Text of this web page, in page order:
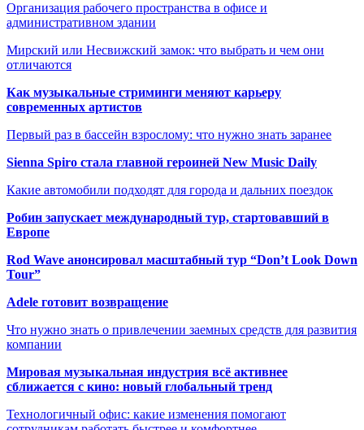
Организация рабочего пространства в офисе и
административном здании
Мирский или Несвижский замок: что выбрать и чем они
отличаются
Как музыкальные стриминги меняют карьеру
современных артистов
Первый раз в бассейн взрослому: что нужно знать заранее
Sienna Spiro стала главной героиней New Music Daily
Какие автомобили подходят для города и дальних поездок
Робин запускает международный тур, стартовавший в
Европе
Rod Wave анонсировал масштабный тур “Don’t Look Down
Tour”
Adele готовит возвращение
Что нужно знать о привлечении заемных средств для развития
компании
Мировая музыкальная индустрия всё активнее
сближается с кино: новый глобальный тренд
Технологичный офис: какие изменения помогают